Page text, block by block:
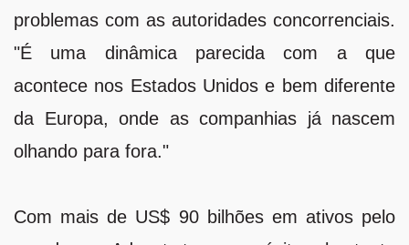
problemas com as autoridades concorrenciais.
"É uma dinâmica parecida com a que
acontece nos Estados Unidos e bem diferente
da Europa, onde as companhias já nascem
olhando para fora."
Com mais de US$ 90 bilhões em ativos pelo